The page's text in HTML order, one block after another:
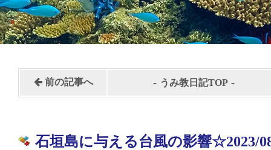
前の記事へ - うみ教日記TOP -
石垣島に与える台風の影響☆2023/